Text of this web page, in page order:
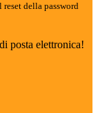
della password
posta elettronica!